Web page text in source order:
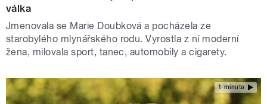
válka
Jmenovala se Marie Doubková a pocházela ze
starobylého mlynářského rodu. Vyrostla z ní moderní
žena, milovala sport, tanec, automobily a cigarety.
1 minuta